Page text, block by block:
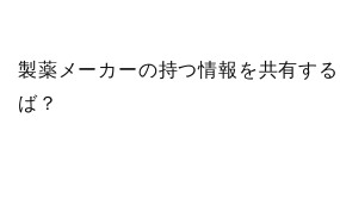
製薬メーカーの持つ情報を共有す
ば？